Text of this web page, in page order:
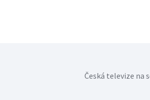
Česká televize na